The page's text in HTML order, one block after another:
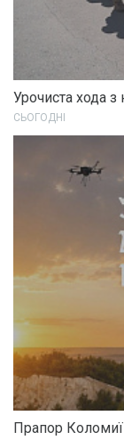
Урочиста хода
СЬОГОДНІ
Прапор